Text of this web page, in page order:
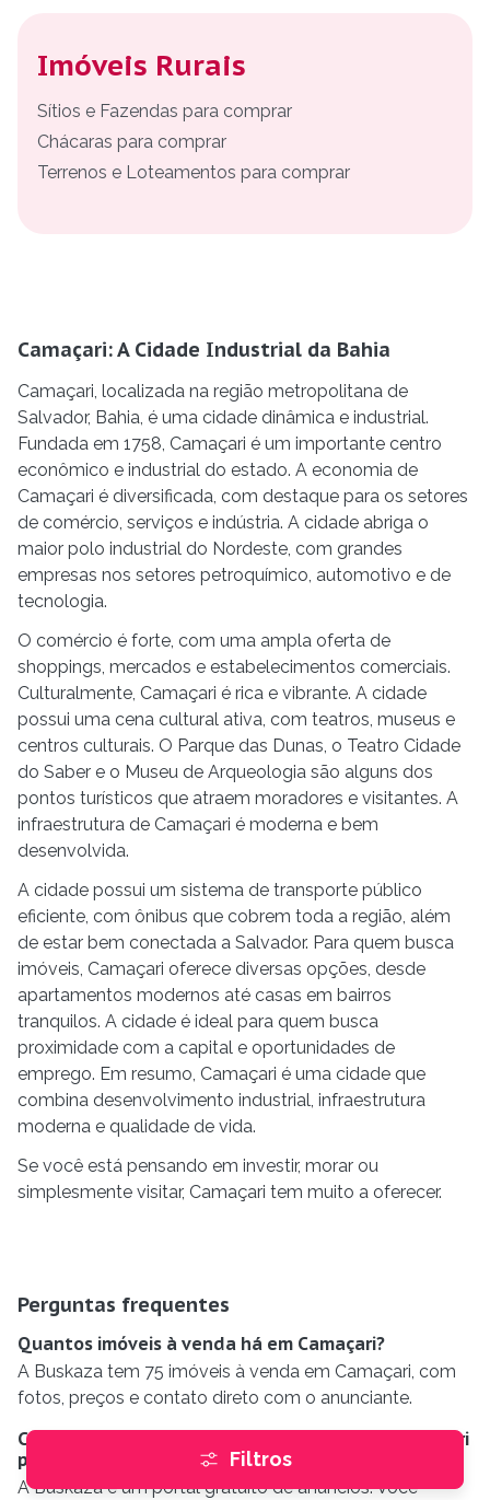
Filtros
Imóveis Rurais
Sítios e Fazendas para comprar
Chácaras para comprar
Terrenos e Loteamentos para comprar
Camaçari: A Cidade Industrial da Bahia
Camaçari, localizada na região metropolitana de
Salvador, Bahia, é uma cidade dinâmica e industrial.
Fundada em 1758, Camaçari é um importante centro
econômico e industrial do estado. A economia de
Camaçari é diversificada, com destaque para os setores
de comércio, serviços e indústria. A cidade abriga o
maior polo industrial do Nordeste, com grandes
empresas nos setores petroquímico, automotivo e de
tecnologia.
O comércio é forte, com uma ampla oferta de
shoppings, mercados e estabelecimentos comerciais.
Culturalmente, Camaçari é rica e vibrante. A cidade
possui uma cena cultural ativa, com teatros, museus e
centros culturais. O Parque das Dunas, o Teatro Cidade
do Saber e o Museu de Arqueologia são alguns dos
pontos turísticos que atraem moradores e visitantes. A
infraestrutura de Camaçari é moderna e bem
desenvolvida.
A cidade possui um sistema de transporte público
eficiente, com ônibus que cobrem toda a região, além
de estar bem conectada a Salvador. Para quem busca
imóveis, Camaçari oferece diversas opções, desde
apartamentos modernos até casas em bairros
tranquilos. A cidade é ideal para quem busca
proximidade com a capital e oportunidades de
emprego. Em resumo, Camaçari é uma cidade que
combina desenvolvimento industrial, infraestrutura
moderna e qualidade de vida.
Se você está pensando em investir, morar ou
simplesmente visitar, Camaçari tem muito a oferecer.
Perguntas frequentes
Quantos imóveis à venda há em Camaçari?
A Buskaza tem 75 imóveis à venda em Camaçari, com
fotos, preços e contato direto com o anunciante.
Como funciona para comprar um imóvel em Camaçari
pela Buskaza?
A Buskaza é um portal gratuito de anúncios. Você